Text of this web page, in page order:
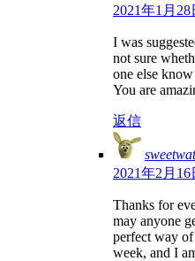
2021年1月
I was
not sure
one else
You are
返信
2021年2月16
Thanks for
may anyone
perfect way
week, and I